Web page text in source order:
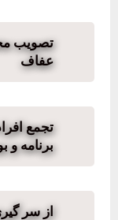
تصویب
عفاف
تجمع
برنامه و
از سر